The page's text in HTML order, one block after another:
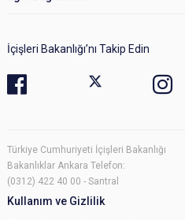
İçişleri Bakanlığı’nı Takip Edin
Türkiye Cumhuriyeti İçişleri Bakanlığı
Bakanlıklar Ankara Telefon:
(0312) 422 40 00 - Santral
Kullanım ve Gizlilik